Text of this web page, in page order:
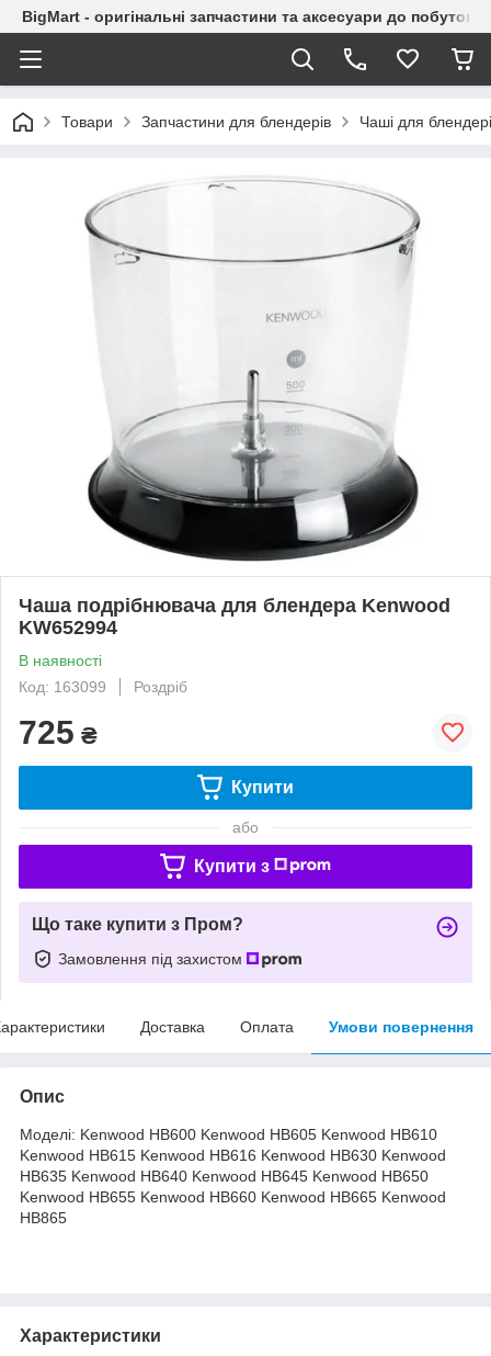
BigMart - оригінальні запчастини та аксесуари до побутової
Товари Запчастини для блендерів Чаші для
Чаша подрібнювача для блендера Kenwood
KW652994
В наявності
Код: 163099
Роздріб
725 ₴
Купити
або
Купити з
Що таке купити з Пром?
Замовлення під захистом
Доставка Оплата Умови повернення
Опис
Моделі: Kenwood HB600 Kenwood HB605 Kenwood HB610
Kenwood HB615 Kenwood HB616 Kenwood HB630 Kenwood
HB635 Kenwood HB640 Kenwood HB645 Kenwood HB650
Kenwood HB655 Kenwood HB660 Kenwood HB665 Kenwood
HB865
Характеристики